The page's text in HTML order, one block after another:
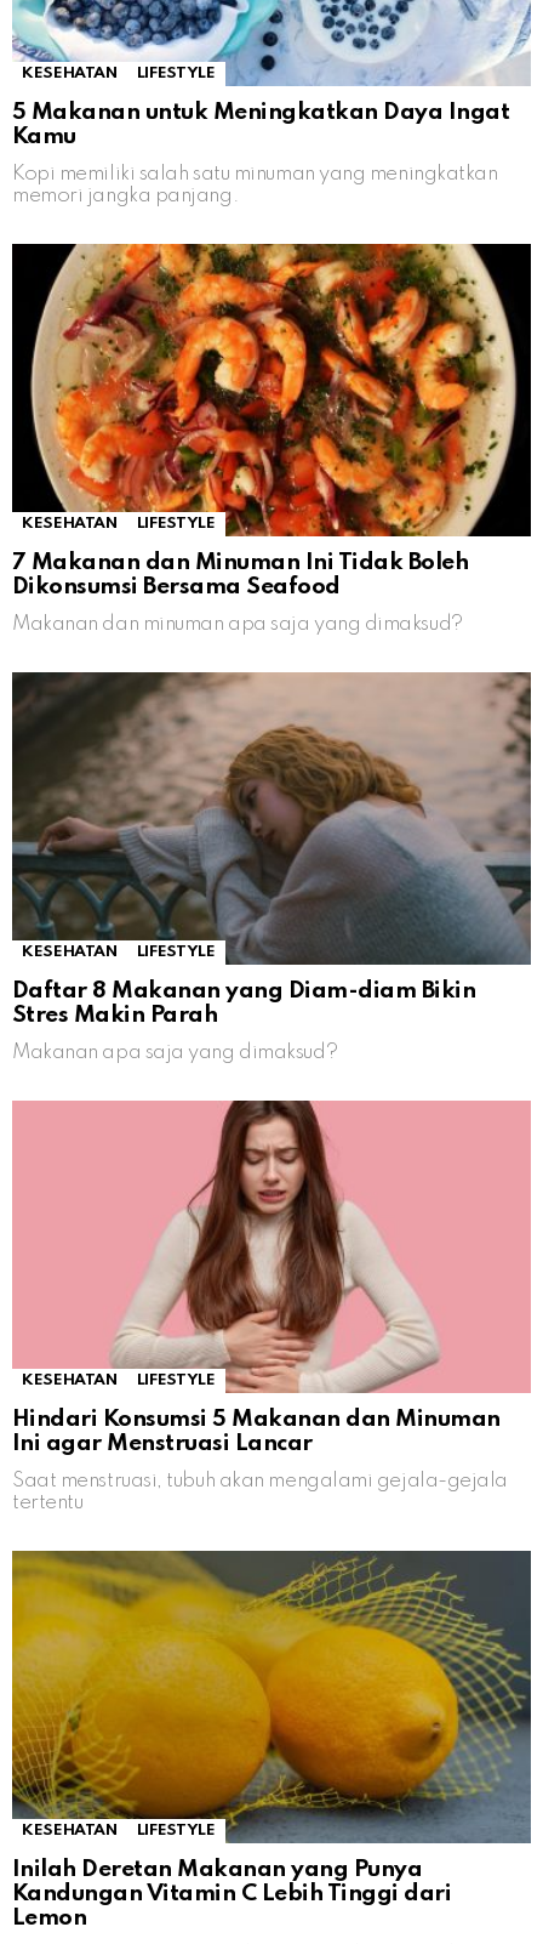
KESEHATAN LIFESTYLE
5 Makanan untuk Meningkatkan Daya Ingat
Kamu
Kopi memiliki salah satu minuman yang meningkatkan
memori jangka panjang.
KESEHATAN LIFESTYLE
7 Makanan dan Minuman Ini Tidak Boleh
Dikonsumsi Bersama Seafood
Makanan dan minuman apa saja yang dimaksud?
KESEHATAN LIFESTYLE
Daftar 8 Makanan yang Diam-diam Bikin
Stres Makin Parah
Makanan apa saja yang dimaksud?
KESEHATAN LIFESTYLE
Hindari Konsumsi 5 Makanan dan Minuman
Ini agar Menstruasi Lancar
Saat menstruasi, tubuh akan mengalami gejala-gejala
tertentu
KESEHATAN LIFESTYLE
Inilah Deretan Makanan yang Punya
Kandungan Vitamin C Lebih Tinggi dari
Lemon